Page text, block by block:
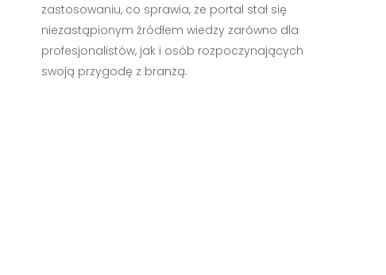
zastosowaniu, co sprawia, że portal stał się
niezastąpionym źródłem wiedzy zarówno dla
profesjonalistów, jak i osób rozpoczynających
swoją przygodę z branżą.